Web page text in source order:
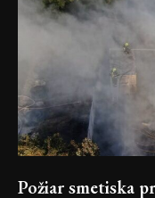
Požiar smetiska